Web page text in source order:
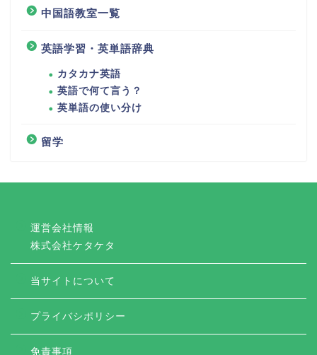
中国語教室一覧
英語学習・英単語辞典
カタカナ英語
英語で何て言う？
英単語の使い分け
留学
運営会社情報
株式会社ケタケタ
当サイトについて
プライバシポリシー
免責事項